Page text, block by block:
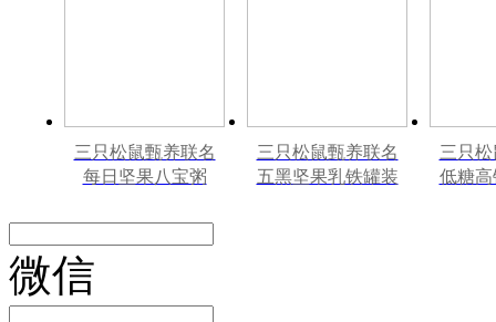
三只松鼠甄养联名
每日坚果八宝粥
三只松鼠甄养联名
五黑坚果乳铁罐装
三只
低糖
微信